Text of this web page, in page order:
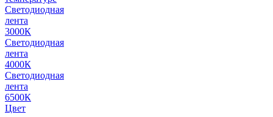
Светодиодная
лента
3000К
Светодиодная
лента
4000К
Светодиодная
лента
6500К
Цвет